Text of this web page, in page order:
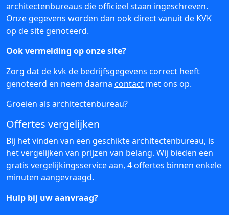
architectenbureaus die officieel staan ingeschreven.
Onze gegevens worden dan ook direct vanuit de KVK
op de site genoteerd.
Ook vermelding op onze site?
Zorg dat de kvk de bedrijfsgegevens correct heeft
genoteerd en neem daarna contact met ons op.
Groeien als architectenbureau?
Offertes vergelijken
Bij het vinden van een geschikte architectenbureau, is
het vergelijken van prijzen van belang. Wij bieden een
gratis vergelijkingsservice aan, 4 offertes binnen enkele
minuten aangevraagd.
Hulp bij uw aanvraag?